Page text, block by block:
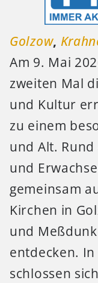
Golzow,
Am 9. Mai
zweiten Mal
und Kultur
zu einem
und Alt.
und
gemeinsam
Kirchen in
und
entdecken.
schlossen